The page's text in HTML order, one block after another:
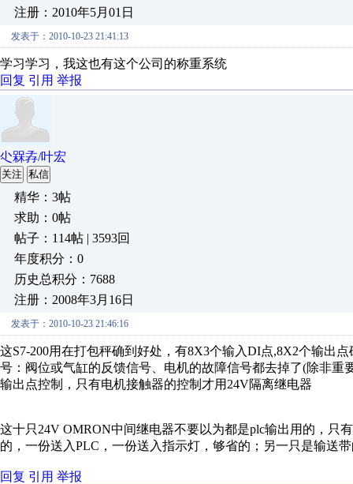
注册：2010年5月01日
发表于：2010-10-23 21:41:13
学习学习，我这也有这个公司的称重系统
回复 引用 举报
尐槑孨/叶宏
关注 私信
精华：3帖
求助：0帖
帖子：114帖 | 3593回
年度积分：0
历史总积分：7688
注册：2008年3月16日
发表于：2010-10-23 21:46:16
这S7-200用在打包秤确到好处，有8X3个输入DI点,8X2个输出
号：阀位或气缸的反馈信号、电机的故障信号都去掉了(除非
输出点控制，只有电机接触器的控制才用24V隔离继电器
这十只24V OMRON中间继电器不要以为都是plc输出用的，只
的，一份送入PLC，一份送入指示灯，够省的；另一只是输送
回复 引用 举报